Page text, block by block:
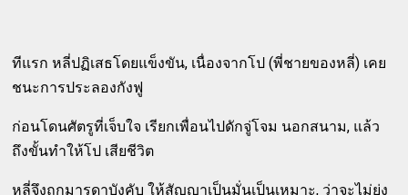
ทีแรก หลี่ปฏิเสธโดยแข็งขัน, เนื่องจากโป (พี่ชายของหลี่) เคย
ชนะการประลองกังฟู
ก่อนโดนศัตรูที่เจ็บใจ เรียกเพื่อนไปดักจู่โจม นอกสนาม, แล้ว
ถึงขั้นทำให้โป เสียชีวิต
หลี่จึงถูกมารดาบังคับ ให้สัญญาเป็นมั่นเป็นเหมาะ, ว่าจะไม่ยุ่ง